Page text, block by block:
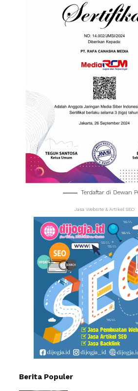
Terdaftar di Dewan
Jasa Website & Artikel SEO
Berita Populer